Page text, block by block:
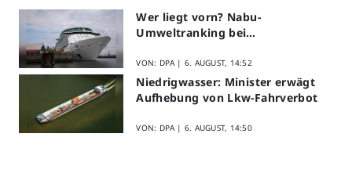
Wer liegt vorn? Nabu-
Umweltranking bei
VON: DPA | 6. AUGUST, 14:52
Niedrigwasser: Minister erwägt
Aufhebung von Lkw-Fahrverbot
VON: DPA | 6. AUGUST, 14:50